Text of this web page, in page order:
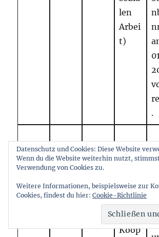
len
Arbei
t)
.
Koop
Datenschutz und Cookies: Diese Website
Wenn du die Website weiterhin nutzt,
Verwendung von Cookies zu.
Weitere Informationen, beispielsweise zur
Cookies, findest du hier: Cookie-Richtlinie